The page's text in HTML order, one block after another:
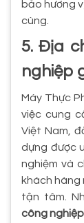
bảo hương
cùng.
5. Địa
nghiệp
Máy Thực
việc cung
Việt Nam,
dựng được
nghiệm và
khách hàng
tận tâm.
công nghiệp